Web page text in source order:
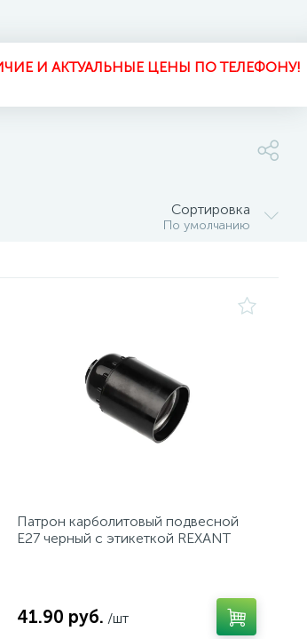
И АКТУАЛЬНЫЕ ЦЕНЫ ПО ТЕЛЕФОНУ!
Сортировка
По умолчанию
Патрон карболитовый подвесной
Е27 черный c этикеткой REXANT
41.90 руб. /шт